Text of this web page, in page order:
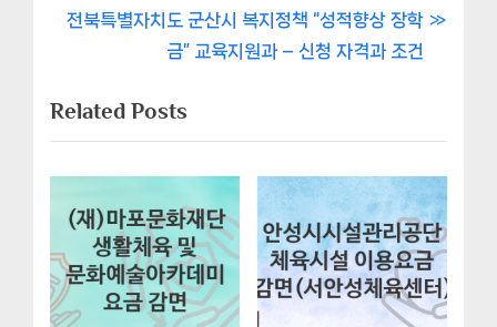
비
이
v
u
s
P
o
s
t
N
t
P
o
s
t
:
전북특별자치도 군산시 복지정책 “성적향상 장학
금” 교육지원과 – 신청 자격과 조건
Related Posts